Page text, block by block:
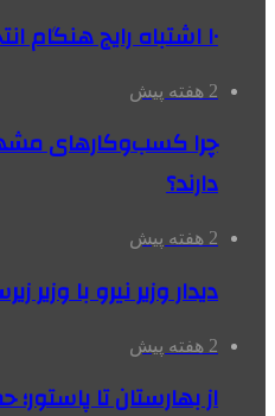
۱۰ اشتباه رایج هنگام انتخاب تاورکرین برای پروژه
2 هفته پیش
چرا کسب‌وکارهای
دارند؟
2 هفته پیش
دیدار وزیر نیرو با
2 هفته پیش
از بهارستان تا